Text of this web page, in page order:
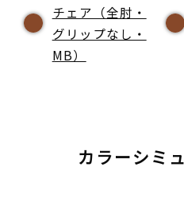
チェア（全肘・
グリップなし・
MB）
カラーシミ